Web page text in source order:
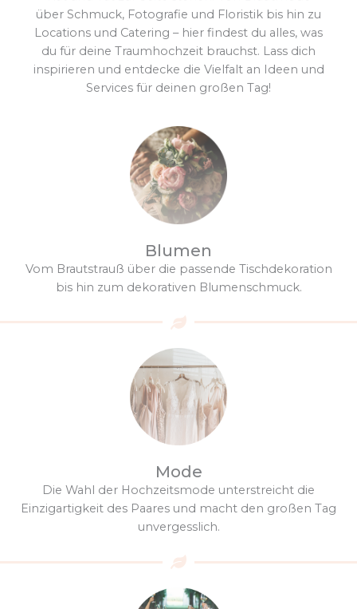
über Schmuck, Fotografie und Floristik bis hin zu
Locations und Catering – hier findest du alles, was
du für deine Traumhochzeit brauchst. Lass dich
inspirieren und entdecke die Vielfalt an Ideen und
Services für deinen großen Tag!
Blumen
Vom Brautstrauß über die passende Tischdekoration
bis hin zum dekorativen Blumenschmuck.
Mode
Die Wahl der Hochzeitsmode unterstreicht die
Einzigartigkeit des Paares und macht den großen Tag
unvergesslich.